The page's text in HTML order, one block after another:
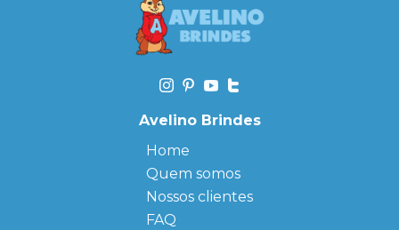
Avelino Brindes
Home
Quem somos
Nossos clientes
FAQ